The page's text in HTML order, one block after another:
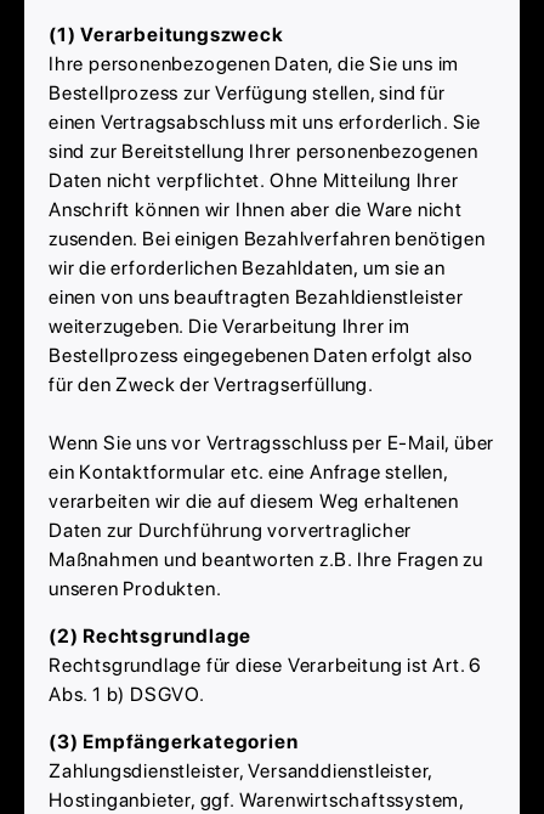
(1) Verarbeitungszweck
Ihre personenbezogenen Daten, die Sie uns im
Bestellprozess zur Verfügung stellen, sind für
einen Vertragsabschluss mit uns erforderlich. Sie
sind zur Bereitstellung Ihrer personenbezogenen
Daten nicht verpflichtet. Ohne Mitteilung Ihrer
Anschrift können wir Ihnen aber die Ware nicht
zusenden. Bei einigen Bezahlverfahren benötigen
wir die erforderlichen Bezahldaten, um sie an
einen von uns beauftragten Bezahldienstleister
weiterzugeben. Die Verarbeitung Ihrer im
Bestellprozess eingegebenen Daten erfolgt also
für den Zweck der Vertragserfüllung.
Wenn Sie uns vor Vertragsschluss per E-Mail, über
ein Kontaktformular etc. eine Anfrage stellen,
verarbeiten wir die auf diesem Weg erhaltenen
Daten zur Durchführung vorvertraglicher
Maßnahmen und beantworten z.B. Ihre Fragen zu
unseren Produkten.
(2) Rechtsgrundlage
Rechtsgrundlage für diese Verarbeitung ist Art. 6
Abs. 1 b) DSGVO.
(3) Empfängerkategorien
Zahlungsdienstleister, Versanddienstleister,
Hostinganbieter, ggf. Warenwirtschaftssystem,